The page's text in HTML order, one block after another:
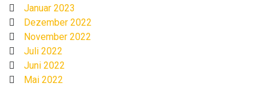
Januar 2023
Dezember 2022
November 2022
Juli 2022
Juni 2022
Mai 2022